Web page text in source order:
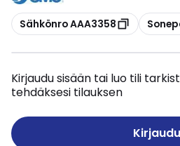
Kopioi
Sähkönro AAA3358 Kopioi
Kirjaudu sisään tai luo tili
tehdäksesi tilauksen
Kirjaudu